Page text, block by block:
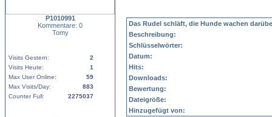
P1010991
Kommentare: 0
Tomy
Visits Gestern:
2
Visits Heute:
1
Max User Online:
59
Max Visits/Day:
883
Counter Full:
2275037
Das Rudel schläft, die Hunde wachen
Beschreibung:
Schlüsselwörter:
Datum:
Hits:
Downloads:
Bewertung:
Dateigröße:
Hinzugefügt von: